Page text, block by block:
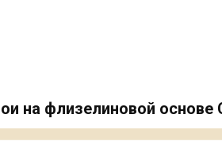
на флизелиновой